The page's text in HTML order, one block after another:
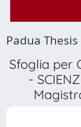
Padua
Sfoglia per
-